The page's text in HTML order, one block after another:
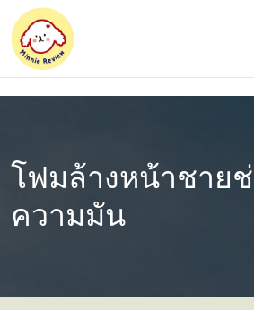
โฟมล้างหน้าชาย
ความมัน